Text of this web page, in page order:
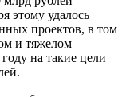
этому удалось
проектов, в том
и тяжелом
на такие цели